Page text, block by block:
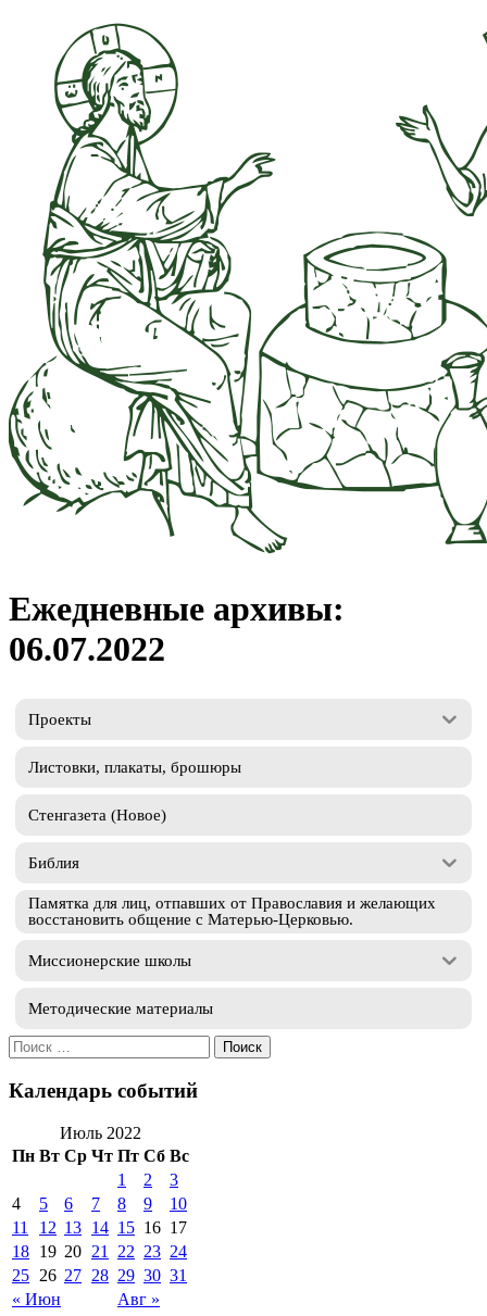
Ежедневные архивы:
06.07.2022
Проекты
Листовки, плакаты, брошюры
Стенгазета (Новое)
Библия
Памятка для лиц, отпавших от Православия и желающих
восстановить общение с Матерью-Церковью.
Миссионерские школы
Методические материалы
Искать:
Календарь событий
Июль 2022
Пн Вт Ср Чт Пт Сб Вс
« Июн Авг »
1 2
3
4
5 6 7 8 9
10
11
12 13 14 15 16 17
18 19 20 21 22 23 24
25 26 27 28 29 30 31